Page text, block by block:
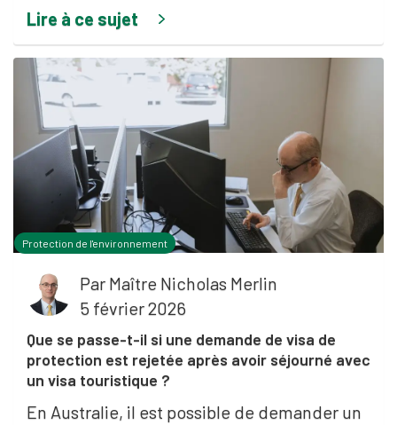
Lire à ce sujet
Protection de l'environnement
Par Maître Nicholas Merlin
5 février 2026
Que se passe-t-il si une demande de visa de
protection est rejetée après avoir séjourné avec
un visa touristique ?
En Australie, il est possible de demander un